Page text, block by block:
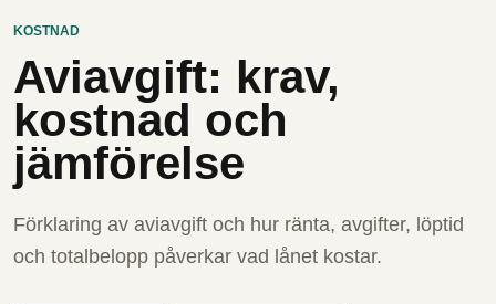
KOSTNAD
Aviavgift: krav,
kostnad och
jämförelse
Förklaring av aviavgift och hur ränta, avgifter, löptid
och totalbelopp påverkar vad lånet kostar.